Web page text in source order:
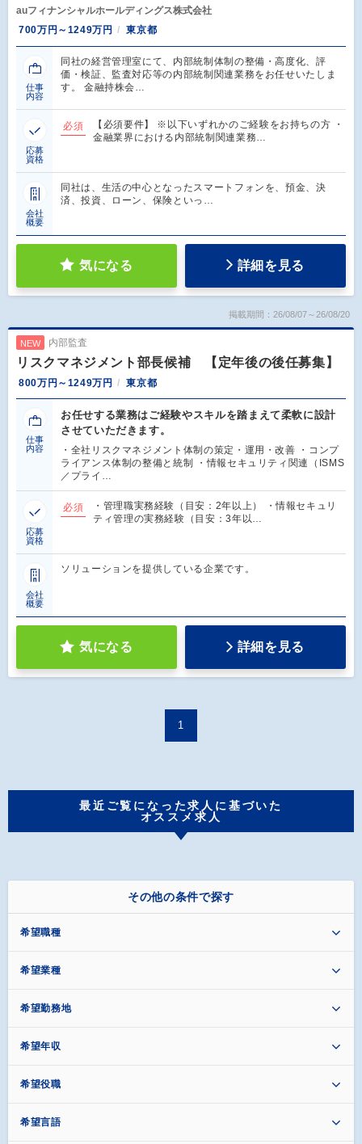
auフィナンシャルホールディングス株式会社
700万円～1249万円
東京都
仕事
内容
同社の経営管理室にて、内部統制体制の整備・高度化、評
価・検証、監査対応等の内部統制関連業務をお任せいたしま
す。 金融持株会…
応募
資格
必須
【必須要件】 ※以下いずれかのご経験をお持ちの方 ・
金融業界における内部統制関連業務…
会社
概要
同社は、生活の中心となったスマートフォンを、預金、決
済、投資、ローン、保険といっ…
気になる 詳細を見る
掲載期間：26/08/07～26/08/20
NEW 内部監査
リスクマネジメント部長候補 【定年後の後任募集】
800万円～1249万円 東京都
仕事
内容
お任せする業務はご経験やスキルを踏まえて柔軟に設計
させていただきます。
・全社リスクマネジメント体制の策定・運用・改善 ・コンプ
ライアンス体制の整備と統制 ・情報セキュリティ関連（ISMS
／プライ…
応募
資格
必須
・管理職実務経験（目安：2年以上） ・情報セキュリ
ティ管理の実務経験（目安：3年以…
会社
概要
ソリューションを提供している企業です。
気になる 詳細を見る
1
最近ご覧になった求人に基づいた
オススメ求人
その他の条件で探す
希望職種
希望業種
希望勤務地
希望年収
希望役職
希望言語